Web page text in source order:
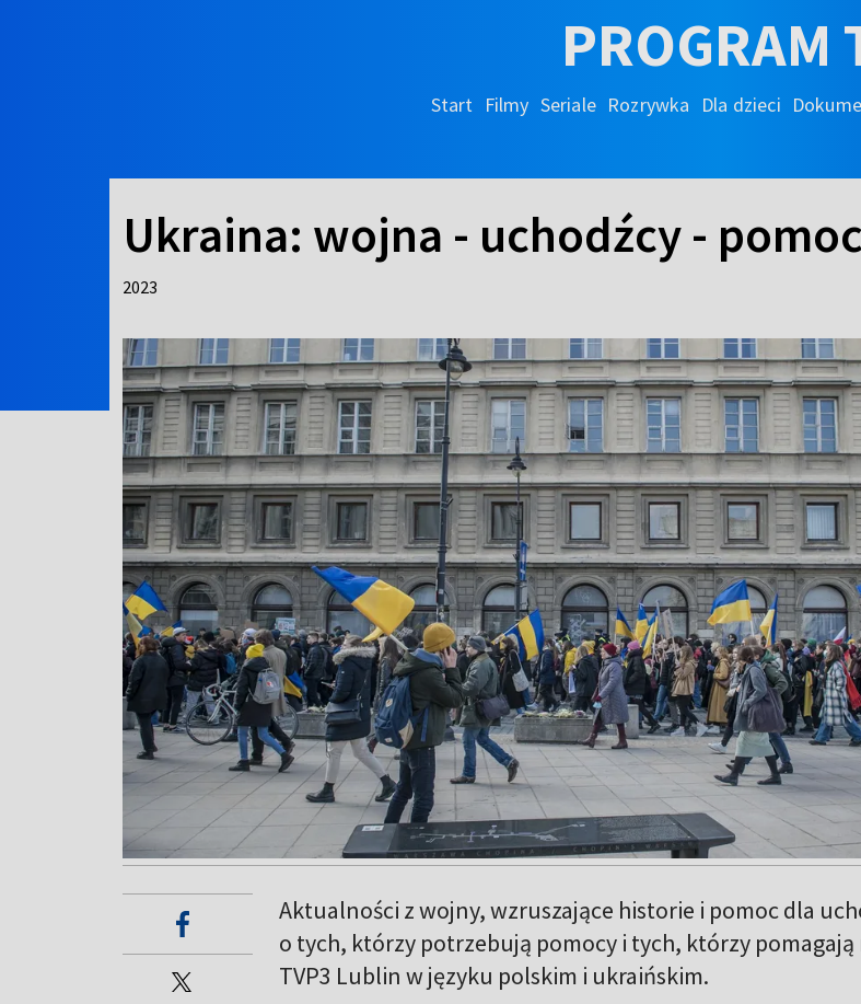
PROGRAM
Start Filmy Seriale Rozrywka Dla dzieci
Ukraina: wojna - uchodźcy -
2023
Aktualności z wojny, wzruszające historie i pomoc dla
o tych, którzy potrzebują pomocy i tych, którzy
TVP3 Lublin w języku polskim i ukraińskim.